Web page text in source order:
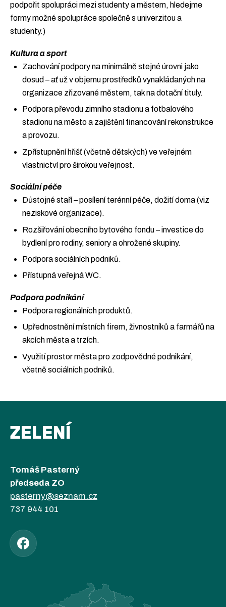
podpořit spolupráci mezi studenty a městem, hledejme
formy možné spolupráce společně s univerzitou a
studenty.)
Kultura a sport
Zachování podpory na minimálně stejné úrovni jako
dosud – ať už v objemu prostředků vynakládaných na
organizace zřizované městem, tak na dotační tituly.
Podpora převodu zimního stadionu a fotbalového
stadionu na město a zajištění financování rekonstrukce
a provozu.
Zpřístupnění hřišť (včetně dětských) ve veřejném
vlastnictví pro širokou veřejnost.
Sociální péče
Důstojné staří – posílení terénní péče, dožití doma (viz
neziskové organizace).
Rozšiřování obecního bytového fondu – investice do
bydlení pro rodiny, seniory a ohrožené skupiny.
Podpora sociálních podniků.
Přístupná veřejná WC.
Podpora podnikání
Podpora regionálních produktů.
Upřednostnění místních firem, živnostníků a farmářů na
akcích města a trzích.
Využití prostor města pro zodpovědné podnikání,
včetně sociálních podniků.
ZELENÍ
Tomáš Pasterný
předseda ZO
pasterny@seznam.cz
737 944 101